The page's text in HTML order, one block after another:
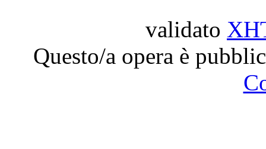
validato
Questo/a opera è